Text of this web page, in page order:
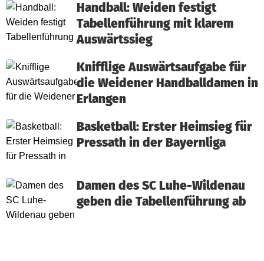
Handball: Weiden festigt
Tabellenführung mit klarem
Auswärtssieg
Knifflige Auswärtsaufgabe für
die Weidener Handballdamen in
Erlangen
Basketball: Erster Heimsieg für
Pressath in der Bayernliga
Damen des SC Luhe-Wildenau
geben die Tabellenführung ab